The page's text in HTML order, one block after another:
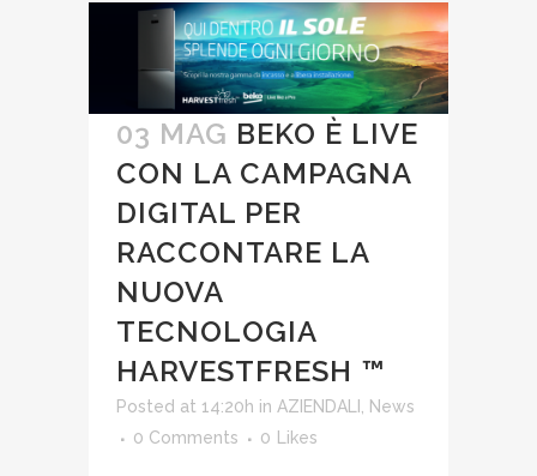
03 MAG BEKO È LIVE
CON LA CAMPAGNA
DIGITAL PER
RACCONTARE LA
NUOVA
TECNOLOGIA
HARVESTFRESH ™
Posted at 14:20h in AZIENDALI
News
0 Comments
0 Likes